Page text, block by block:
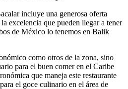
incluye una generosa oferta
excelencia que pueden llegar a tener
de México lo tenemos en Balik
como otros de la zona, sino
para el buen comer en el Caribe
que maneja este restaurante
el goce culinario en el área de